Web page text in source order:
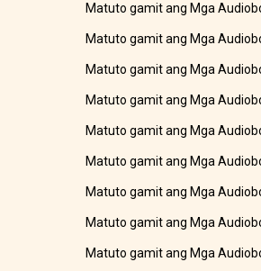
Matuto gamit ang Mga
Matuto gamit ang Mga
Matuto gamit ang Mga
Matuto gamit ang Mga
Matuto gamit ang Mga
Matuto gamit ang Mga
Matuto gamit ang Mga
Matuto gamit ang Mga
Matuto gamit ang Mga